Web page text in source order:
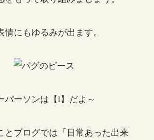
情にもゆるみが出ます。
パーソンは【I】だよ～
とブログでは「日常あった出来